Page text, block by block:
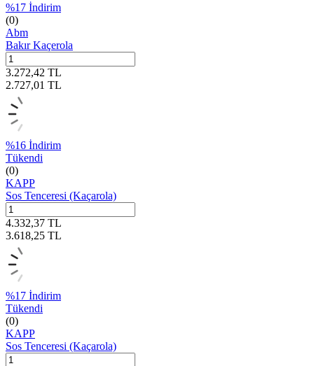
%17 İndirim
(0)
Abm
Bakır Kaçerola
3.272,42 TL
2.727,01 TL
%16 İndirim
Tükendi
(0)
KAPP
Sos Tenceresi (Kaçarola)
4.332,37 TL
3.618,25 TL
%17 İndirim
Tükendi
(0)
KAPP
Sos Tenceresi (Kaçarola)